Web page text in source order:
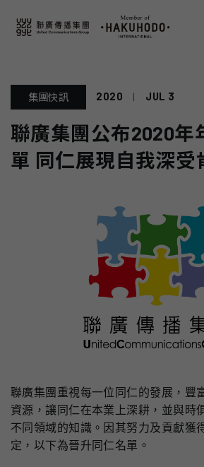
集團快訊 2020 | JUL 3
聯廣集團公布2020年
單 同仁展現自我深受
聯廣集團重視每一位同仁的發展，豐
資源，讓同仁在本業上深耕，並與時
不同領域的知識。因其努力及貢獻獲
定，以下為晉升同仁名單。